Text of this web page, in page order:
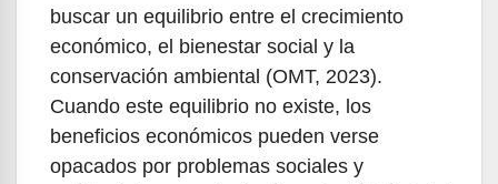
buscar un equilibrio entre el crecimiento
económico, el bienestar social y la
conservación ambiental (OMT, 2023).
Cuando este equilibrio no existe, los
beneficios económicos pueden verse
opacados por problemas sociales y